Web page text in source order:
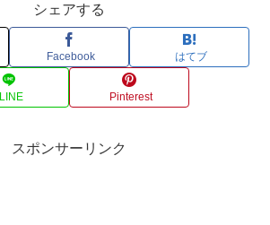
シェアする
Facebook はてブ
LINE Pinterest
スポンサーリンク